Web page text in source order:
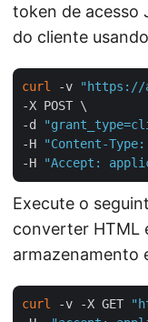
token de acesso
do cliente
curl -v "https://
-X POST \
-d
-H
"Content-
-H
"Accept:
Execute o
converter HTML
armazenamento
curl -v -X GET